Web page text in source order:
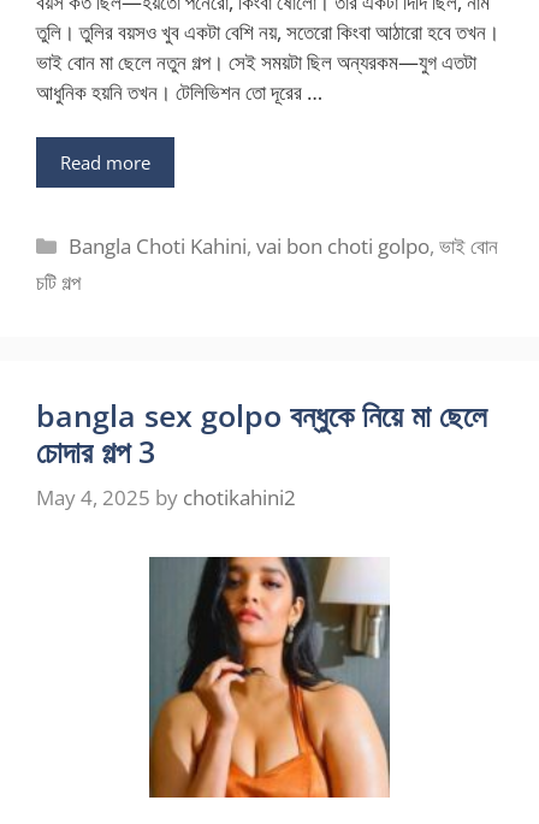
তুলি। তুলির বয়সও খুব একটা বেশি নয়, সতেরো কিংবা আঠারো হবে তখন।
ভাই বোন মা ছেলে নতুন গল্প। সেই সময়টা ছিল অন্যরকম—যুগ এতটা
আধুনিক হয়নি তখন। টেলিভিশন তো দূরের …
Read more
Categories
Bangla Choti Kahini,vai bon choti golpo,ভাই বোন
চটি গল্প
bangla sex golpo বন্ধুকে নিয়ে মা ছেলে
চোদার গল্প 3
May 4, 2025 by chotikahini2